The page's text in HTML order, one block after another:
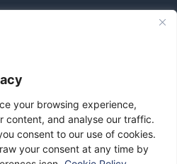
your browsing experience,
content, and analyse our traffic.
consent to our use of cookies.
your consent at any time by